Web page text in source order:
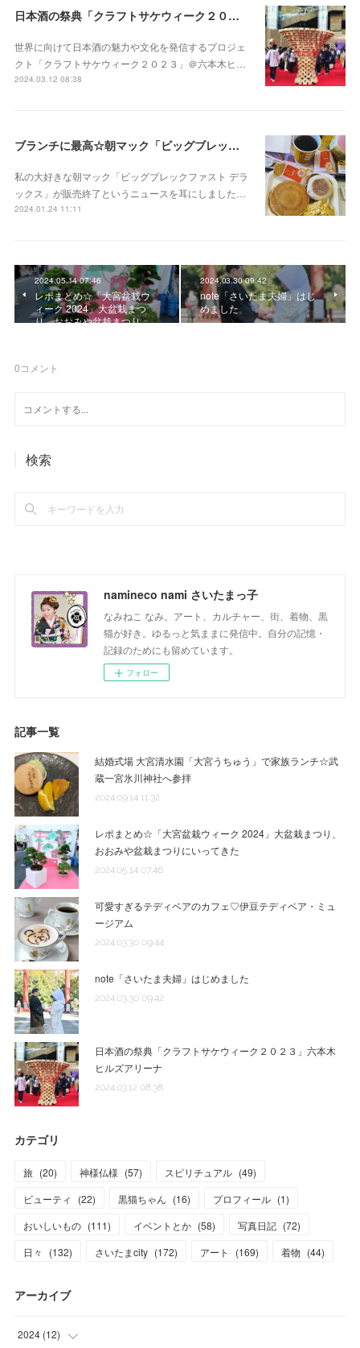
日本酒の祭典「クラフトサケウィーク２０２３」六本木ヒルズアリーナ
世界に向けて日本酒の魅力や文化を発信するプロジェ
クト「クラフトサケウィーク２０２３」＠六本木ヒ…
2024.03.12 08:38
ブランチに最高☆朝マック「ビッグブレックファスト デラックス」販売終了
私の大好きな朝マック「ビッグブレックファスト デラ
ックス」が販売終了というニュースを耳にしました…
2024.01.24 11:11
2024.05.14 07:46
レポまとめ☆「大宮盆栽ウ
ィーク 2024」大盆栽まつ
り、おおみや盆栽まつり…
2024.03.30 09:42
note「さいたま夫婦」はじ
めました
0コメント
検索
namineco nami さいたまっ子
なみねこ なみ。アート、カルチャー、街、着物、黒
猫が好き。ゆるっと気ままに発信中。自分の記憶・
記録のためにも留めています。
フォロー
記事一覧
結婚式場 大宮清水園「大宮うちゅう」で家族ランチ☆武
蔵一宮氷川神社へ参拝
2024.09.14 11:32
レポまとめ☆「大宮盆栽ウィーク 2024」大盆栽まつり、
おおみや盆栽まつりにいってきた
2024.05.14 07:46
可愛すぎるテディベアのカフェ♡伊豆テディベア・ミュ
ージアム
2024.03.30 09:44
note「さいたま夫婦」はじめました
2024.03.30 09:42
日本酒の祭典「クラフトサケウィーク２０２３」六本木
ヒルズアリーナ
2024.03.12 08:38
カテゴリ
旅 (20) 神様仏様 (57) スピリチュアル (49)
ビューティ
(22) 黒猫ちゃん (16) プロフィール (1)
おいしいもの (111) イベントとか (58) 写真日記 (72)
日々
(132) さいたまcity (172) アート (169) 着物 (44)
アーカイブ
2024 (12)